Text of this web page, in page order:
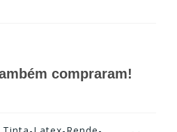
compraram!